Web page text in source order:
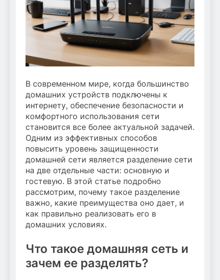
В современном мире, когда большинство
домашних устройств подключены к
интернету, обеспечение безопасности и
комфортного использования сети
становится все более актуальной задачей.
Одним из эффективных способов
повысить уровень защищенности
домашней сети является разделение сети
на две отдельные части: основную и
гостевую. В этой статье подробно
рассмотрим, почему такое разделение
важно, какие преимущества оно дает, и
как правильно реализовать его в
домашних условиях.
Что такое домашняя сеть и
зачем ее разделять?